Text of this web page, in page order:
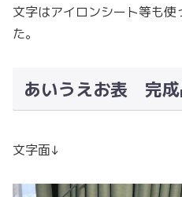
文字はアイロンシート等も
た。
あいうえお表 完
文字面↓